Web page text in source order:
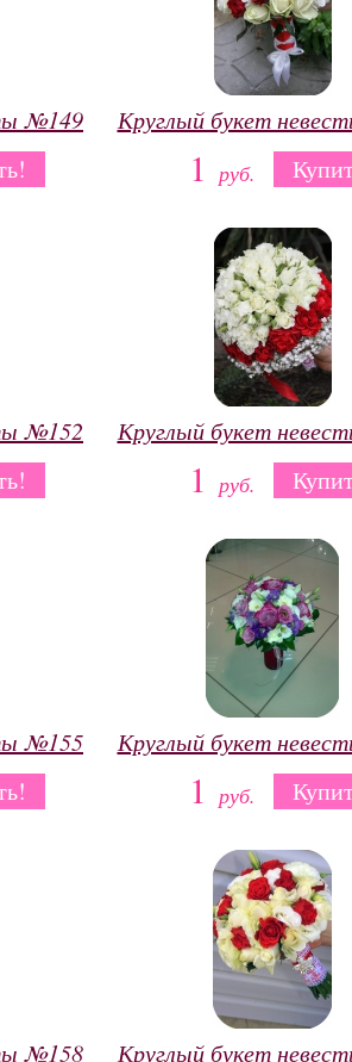
№149 Круглый букет
1руб.
№152 Круглый букет
1руб.
№155 Круглый букет
1руб.
№158 Круглый букет